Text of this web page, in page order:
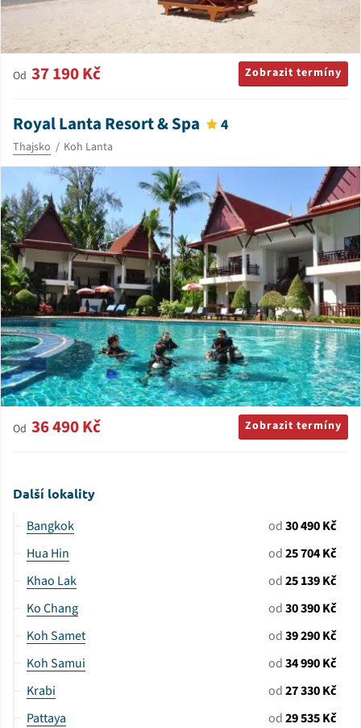
Od 37 190 Kč Zobrazit termíny
Royal Lanta Resort & Spa 4
Thajsko Koh Lanta
Od 36 490 Kč Zobrazit termíny
Další lokality
Bangkok od30 490 Kč
Hua Hin
od25 704 Kč
Khao Lak
od25 139 Kč
Ko Chang
od30 390 Kč
Koh Samet
od39 290 Kč
Koh Samui
od34 990 Kč
Krabi
od27 330 Kč
Pattaya
od29 535 Kč